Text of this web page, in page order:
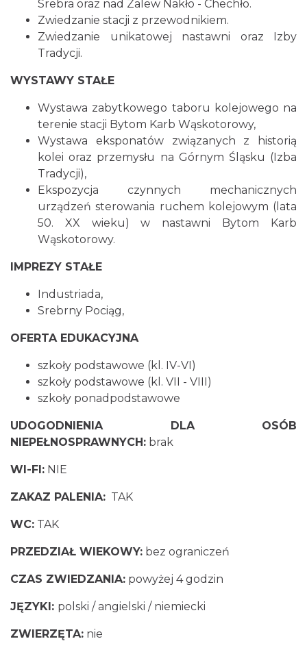
Srebra oraz nad Zalew Nakło - Chechło.
Zwiedzanie stacji z przewodnikiem.
Zwiedzanie unikatowej nastawni oraz Izby
Tradycji.
WYSTAWY STAŁE
Wystawa zabytkowego taboru kolejowego na
terenie stacji Bytom Karb Wąskotorowy,
Wystawa eksponatów związanych z historią
kolei oraz przemysłu na Górnym Śląsku (Izba
Tradycji),
Ekspozycja czynnych mechanicznych
urządzeń sterowania ruchem kolejowym (lata
50. XX wieku) w nastawni Bytom Karb
Wąskotorowy.
IMPREZY STAŁE
Industriada,
Srebrny Pociąg,
OFERTA EDUKACYJNA
szkoły podstawowe (kl. IV-VI)
szkoły podstawowe (kl. VII - VIII)
szkoły ponadpodstawowe
UDOGODNIENIA DLA OSÓB
NIEPEŁNOSPRAWNYCH: brak
WI-FI: NIE
ZAKAZ PALENIA: TAK
WC: TAK
PRZEDZIAŁ WIEKOWY: bez ograniczeń
CZAS ZWIEDZANIA: powyżej 4 godzin
JĘZYKI: polski / angielski / niemiecki
ZWIERZĘTA: nie